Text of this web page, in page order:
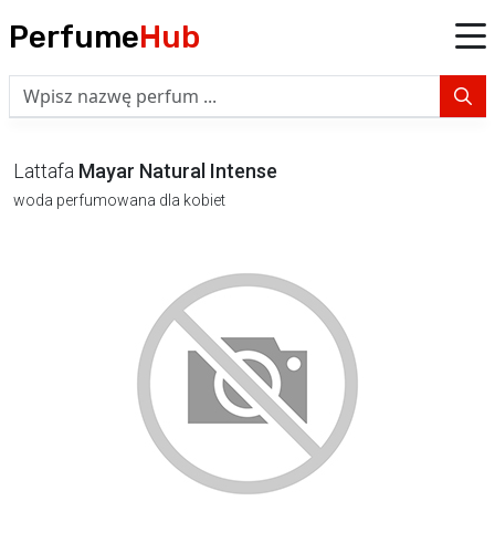
PerfumeHub
Lattafa Mayar Natural Intense
woda perfumowana dla kobiet